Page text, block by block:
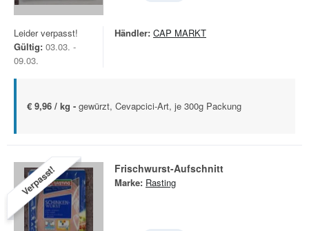
Leider verpasst!
Gültig: 03.03. -
09.03.
Händler: CAP MARKT
€ 9,96 / kg - gewürzt, Cevapcici-Art, je 300g Packung
Verpasst! Frischwurst-Aufschnitt
Marke: Rasting